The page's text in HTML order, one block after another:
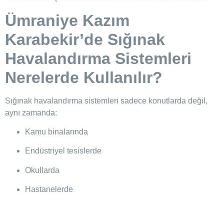
Ümraniye Kazım
Karabekir’de Sığınak
Havalandırma Sistemleri
Nerelerde Kullanılır?
Sığınak havalandırma sistemleri sadece konutlarda değil,
aynı zamanda:
Kamu binalarında
Endüstriyel tesislerde
Okullarda
Hastanelerde